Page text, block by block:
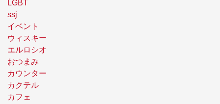
LGBT
ssj
イベント
ウィスキー
エルロシオ
おつまみ
カウンター
カクテル
カフェ